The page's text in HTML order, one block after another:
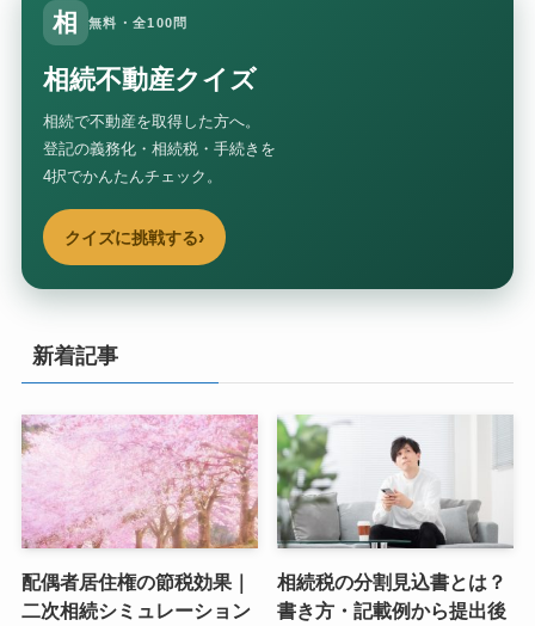
相 無料・全100問
相続不動産クイズ
相続で不動産を取得した方へ。
登記の義務化・相続税・手続きを
4択でかんたんチェック。
クイズに挑戦する›
新着記事
配偶者居住権の節税効果｜
二次相続シミュレーション
相続税の分割見込書とは？
書き方・記載例から提出後